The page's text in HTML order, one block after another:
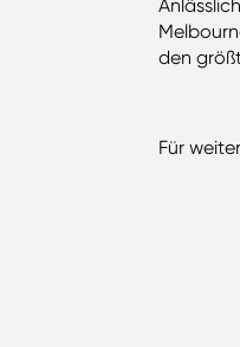
den
Für